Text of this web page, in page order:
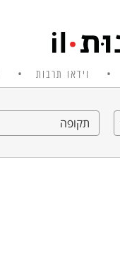
וידאו תרבות
תקופה